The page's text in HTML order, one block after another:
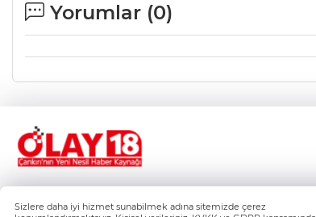
Yorumlar (0)
Sizlere daha iyi hizmet sunabilmek adına sitemizde çerez